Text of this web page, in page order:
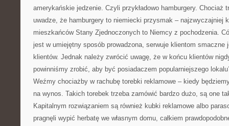
amerykańskie jedzenie. Czyli przykładowo hamburgery. Chociaż
uwadze, że hamburgery to niemiecki przysmak – najzwyczajniej
mieszkańców Stany Zjednoczonych to Niemcy z pochodzenia.
jest w umiejętny sposób prowadzona, serwuje klientom smaczne
klientów. Jednak należy zwrócić uwagę, że w końcu klientów
powinniśmy zrobić, aby być posiadaczem popularniejszego
Weźmy chociażby w rachubę torebki reklamowe – kiedy
na wynos. Takich torebek trzeba zamówić bardzo dużo, są one
Kapitalnym rozwiązaniem są również kubki reklamowe albo
pragnęli wypić herbatę we własnym domu, całkiem